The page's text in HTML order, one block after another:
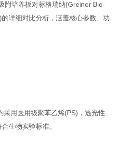
培养板对标格瑞纳(Greiner Bio-
详细对比分析，涵盖核心参数、功
用医用级聚苯乙烯(PS)，透光性
生物实验标准‌。